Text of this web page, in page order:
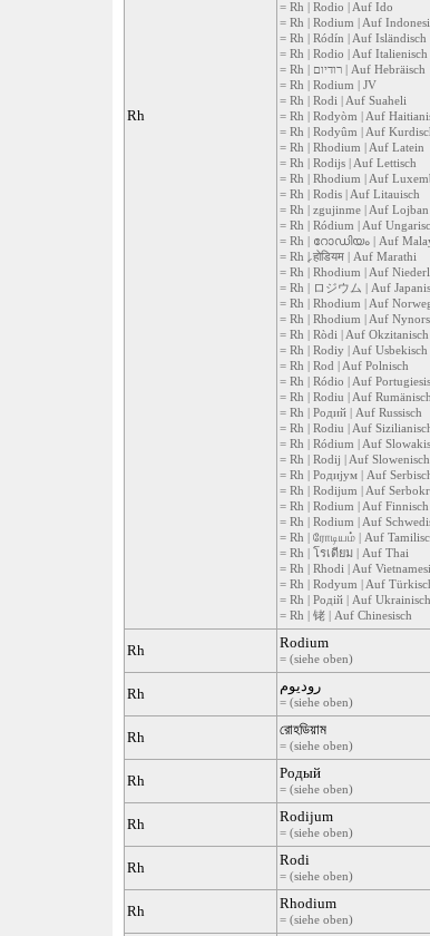
Rh
= Rh | Rodio | Auf Ido
= Rh | Rodium | Auf
= Rh | Ródín | Auf Isländisch
= Rh | Rodio | Auf Italienisch
= Rh | רודיום | Auf Hebräisch
= Rh | Rodium | JV
= Rh | Rodi | Auf Suaheli
= Rh | Rodyòm | Auf
= Rh | Rodyûm | Auf
= Rh | Rhodium | Auf Latein
= Rh | Rodijs | Auf Lettisch
= Rh | Rhodium | Auf
= Rh | Rodis | Auf Litauisch
= Rh | zgujinme | Auf Lojban
= Rh | Ródium | Auf
= Rh | റോഡിയം | Auf
= Rh | र्‍होडियम | Auf Marathi
= Rh | Rhodium | Auf
= Rh | ロジウム | Auf
= Rh | Rhodium | Auf
= Rh | Rhodium | Auf
= Rh | Ròdi | Auf Okzitanisch
= Rh | Rodiy | Auf Usbekisch
= Rh | Rod | Auf Polnisch
= Rh | Ródio | Auf
= Rh | Rodiu | Auf Rumänisch
= Rh | Родий | Auf Russisch
= Rh | Rodiu | Auf
= Rh | Ródium | Auf
= Rh | Rodij | Auf Slowenisch
= Rh | Родијум | Auf
= Rh | Rodijum | Auf
= Rh | Rodium | Auf Finnisch
= Rh | Rodium | Auf
= Rh | ரோடியம் | Auf
= Rh | โรเดียม | Auf Thai
= Rh | Rhodi | Auf
= Rh | Rodyum | Auf
= Rh | Родій | Auf Ukrainisch
= Rh | 铑 | Auf Chinesisch
Rh Rodium
= (siehe oben)
Rh روديوم
= (siehe oben)
Rh রোহডিয়াম
= (siehe oben)
Rh Родый
= (siehe oben)
Rh Rodijum
= (siehe oben)
Rh Rodi
= (siehe oben)
Rh Rhodium
= (siehe oben)